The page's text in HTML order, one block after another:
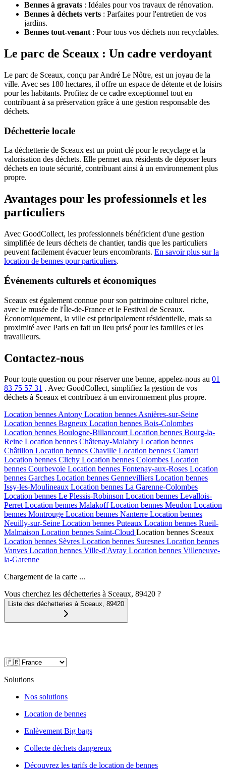
Bennes à gravats : Idéales pour vos travaux de rénovation.
Bennes à déchets verts : Parfaites pour l'entretien de vos
jardins.
Bennes tout-venant : Pour tous vos déchets non recyclables.
Le parc de Sceaux : Un cadre verdoyant
Le parc de Sceaux, conçu par André Le Nôtre, est un joyau de la
ville. Avec ses 180 hectares, il offre un espace de détente et de loisirs
pour les habitants. Profitez de ce cadre exceptionnel tout en
contribuant à sa préservation grâce à une gestion responsable des
déchets.
Déchetterie locale
La déchetterie de Sceaux est un point clé pour le recyclage et la
valorisation des déchets. Elle permet aux résidents de déposer leurs
déchets en toute sécurité, contribuant ainsi à un environnement plus
propre.
Avantages pour les professionnels et les
particuliers
Avec GoodCollect, les professionnels bénéficient d'une gestion
simplifiée de leurs déchets de chantier, tandis que les particuliers
peuvent facilement évacuer leurs encombrants. En savoir plus sur la
location de bennes pour particuliers.
Événements culturels et économiques
Sceaux est également connue pour son patrimoine culturel riche,
avec le musée de l'Île-de-France et le Festival de Sceaux.
Économiquement, la ville est principalement résidentielle, mais sa
proximité avec Paris en fait un lieu prisé pour les familles et les
travailleurs.
Contactez-nous
Pour toute question ou pour réserver une benne, appelez-nous au 01
83 75 57 31 . Avec GoodCollect, simplifiez la gestion de vos
déchets à Sceaux et contribuez à un environnement plus propre.
Location bennesAntony Location bennesAsnières-sur-Seine
Location bennes Bagneux Location bennes Bois-Colombes
Location bennes Boulogne-Billancourt Location bennes Bourg-la-
Reine Location bennes Châtenay-Malabry Location bennes
Châtillon Location bennes Chaville Location bennes Clamart
Location bennes Clichy Location bennes Colombes Location
bennes Courbevoie Location bennes Fontenay-aux-Roses Location
bennes Garches Location bennes Gennevilliers Location bennes
Issy-les-Moulineaux Location bennes La Garenne-Colombes
Location bennes Le Plessis-Robinson Location bennes Levallois-
Perret Location bennes Malakoff Location bennes Meudon Location
bennes Montrouge Location bennes Nanterre Location bennes
Neuilly-sur-Seine Location bennes Puteaux Location bennes Rueil-
Malmaison Location bennes Saint-Cloud Location bennes Sceaux
Location bennes Sèvres Location bennes Suresnes Location bennes
Vanves Location bennes Ville-d'Avray Location bennes Villeneuve-
la-Garenne
Chargement de la carte ...
Vous cherchez les déchetteries à Sceaux, 89420 ?
Liste des déchetteries à Sceaux, 89420
Solutions
Nos solutions
Location de bennes
Enlèvement Big bags
Collecte déchets dangereux
Découvrez les tarifs de location de bennes